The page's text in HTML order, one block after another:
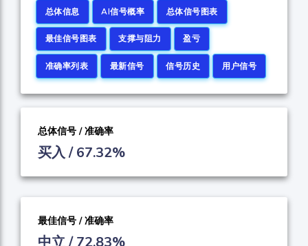
总体信息 AI信号概率 总体信号图表
最佳信号图表 支撑与阻力 盈亏
准确率列表 最新信号 信号历史 用户信号
总体信号 / 准确率
买入 / 67.32%
最佳信号 / 准确率
中立 / 72.83%